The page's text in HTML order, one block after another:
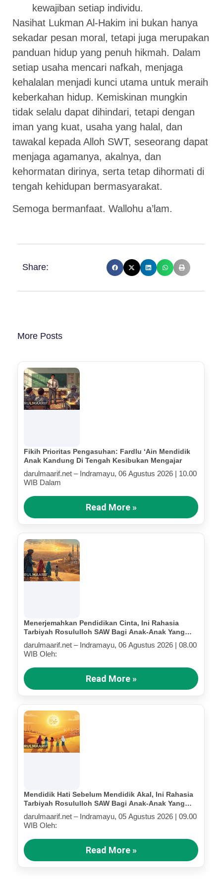
kewajiban setiap individu.
Nasihat Lukman Al-Hakim ini bukan hanya
sekadar pesan moral, tetapi juga merupakan
panduan hidup yang penuh hikmah. Dalam
setiap usaha mencari nafkah, menjaga
kehalalan menjadi kunci utama untuk meraih
keberkahan hidup. Kemiskinan mungkin
tidak selalu dapat dihindari, tetapi dengan
iman yang kuat, usaha yang halal, dan
tawakal kepada Alloh SWT, seseorang dapat
menjaga agamanya, akalnya, dan
kehormatan dirinya, serta tetap dihormati di
tengah kehidupan bermasyarakat.
Semoga bermanfaat. Wallohu a’lam.
Share:
More Posts
Fikih Prioritas Pengasuhan: Fardlu ‘Ain Mendidik
Anak Kandung Di Tengah Kesibukan Mengajar
darulmaarif.net – Indramayu, 06 Agustus 2026 | 10.00
WIB Dalam
Read More »
Menerjemahkan Pendidikan Cinta, Ini Rahasia
Tarbiyah Rosululloh SAW Bagi Anak-Anak Yang
Terluka (Bagian IV)
darulmaarif.net – Indramayu, 06 Agustus 2026 | 08.00
WIB Oleh:
Read More »
Mendidik Hati Sebelum Mendidik Akal, Ini Rahasia
Tarbiyah Rosululloh SAW Bagi Anak-Anak Yang
Terluka (Bagian III)
darulmaarif.net – Indramayu, 05 Agustus 2026 | 09.00
WIB Oleh:
Read More »